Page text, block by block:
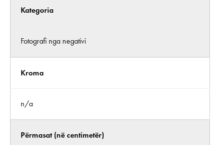
Kategoria
Fotografi nga negativi
Kroma
n/a
Përmasat (në centimetër)